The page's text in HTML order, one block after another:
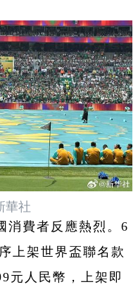
華社
消費者反應熱烈。6
上架世界盃聯名款
元人民幣，上架即